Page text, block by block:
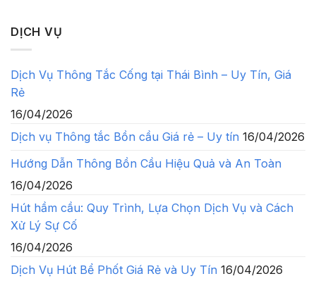
DỊCH VỤ
Dịch Vụ Thông Tắc Cống tại Thái Bình – Uy Tín, Giá
Rẻ
16/04/2026
Dịch vụ Thông tắc Bồn cầu Giá rẻ – Uy tín 16/04/2026
Hướng Dẫn Thông Bồn Cầu Hiệu Quả và An Toàn
16/04/2026
Hút hầm cầu: Quy Trình, Lựa Chọn Dịch Vụ và Cách
Xử Lý Sự Cố
16/04/2026
Dịch Vụ Hút Bể Phốt Giá Rẻ và Uy Tín 16/04/2026